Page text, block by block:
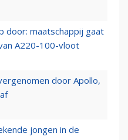
door: maatschappij gaat
A220-100-vloot
door Apollo,
jongen in de